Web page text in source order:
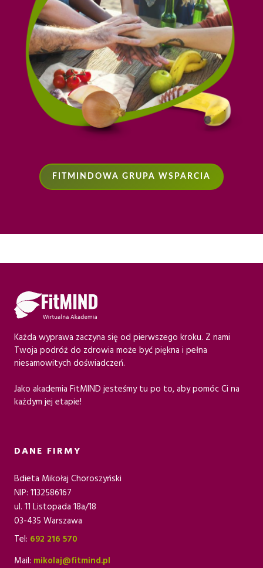
FITMINDOWA GRUPA WSPARCIA
Każda wyprawa zaczyna się od pierwszego kroku. Z nami
Twoja podróż do zdrowia może być piękna i pełna
niesamowitych doświadczeń.
Jako akademia FitMIND jesteśmy tu po to, aby pomóc Ci na
każdym jej etapie!
DANE FIRMY
Bdieta Mikołaj Choroszyński
NIP: 1132586167
ul. 11 Listopada 18a/18
03-435 Warszawa
Tel: 692 216 570
Mail: mikolaj@fitmind.pl